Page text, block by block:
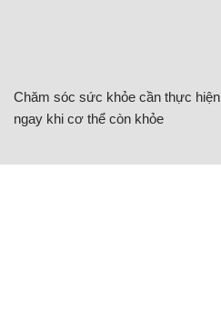
Chăm sóc sức khỏe cần thực hiện
ngay khi cơ thể còn khỏe